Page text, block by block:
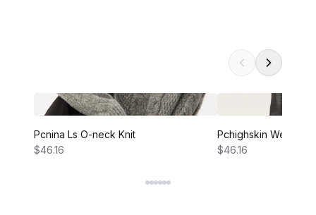
Pcnina Ls O-neck Knit
$46.16
Pchighskin Wear
$46.16